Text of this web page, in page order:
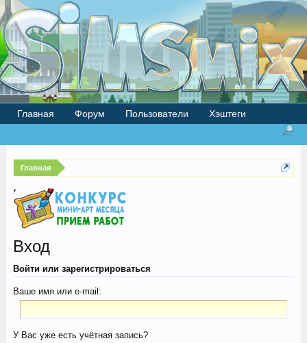
Главная
Вход
Войти или зарегистрироваться
Ваше имя или e-mail:
У Вас уже есть учётная запись?
Главная Форум Пользователи Хэштеги